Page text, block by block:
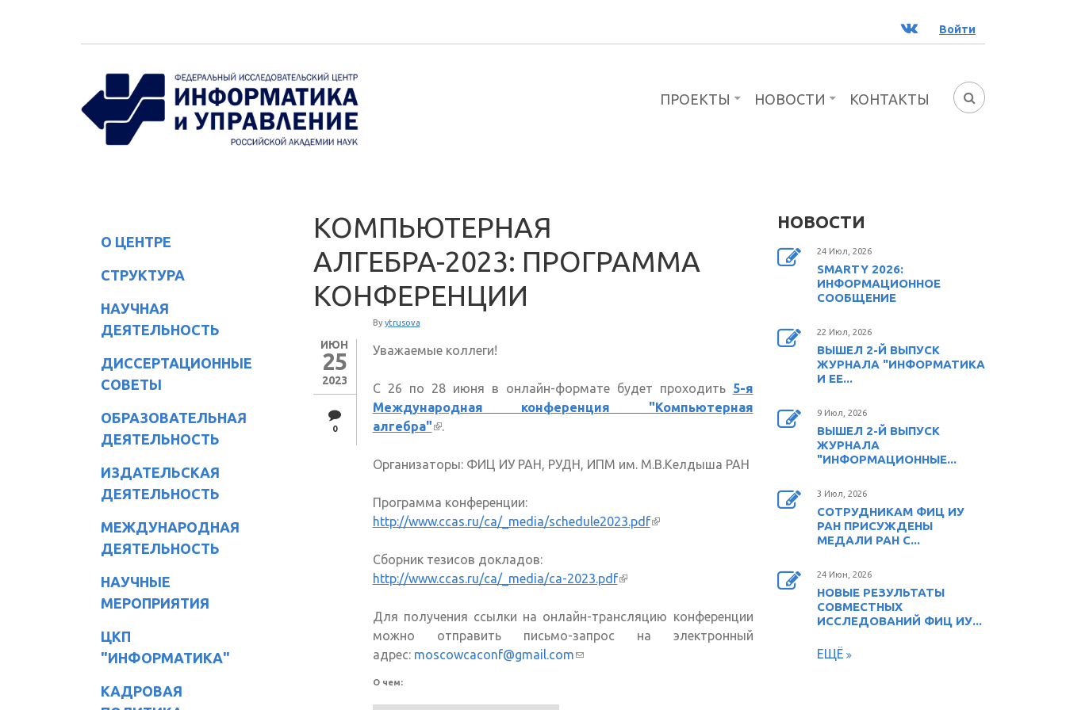
ВК Войти
ФОРМА
ПРОЕКТЫ НОВОСТИ КОНТАКТЫ
О ЦЕНТРЕ
СТРУКТУРА
НАУЧНАЯ
ДЕЯТЕЛЬНОСТЬ
ДИССЕРТАЦИОННЫЕ
СОВЕТЫ
ОБРАЗОВАТЕЛЬНАЯ
ДЕЯТЕЛЬНОСТЬ
ИЗДАТЕЛЬСКАЯ
ДЕЯТЕЛЬНОСТЬ
МЕЖДУНАРОДНАЯ
ДЕЯТЕЛЬНОСТЬ
НАУЧНЫЕ
МЕРОПРИЯТИЯ
ЦКП
"ИНФОРМАТИКА"
КАДРОВАЯ
КОМПЬЮТЕРНАЯ
АЛГЕБРА-2023: ПРОГРАММА
КОНФЕРЕНЦИИ
ИЮН
25
2023
0
By ytrusova
Уважаемые коллеги!
С 26 по 28 июня в онлайн-формате будет проходить 5-я
Международная конференция "Компьютерная
алгебра"(внешняя ссылка)
.
Организаторы: ФИЦ ИУ РАН, РУДН, ИПМ им. М.В.Келдыша РАН
Программа конференции:
http://www.ccas.ru/ca/_media/schedule2023.pdf(внешняя
Сборник тезисов докладов:
http://www.ccas.ru/ca/_media/ca-2023.pdf(внешняя ссылка)
Для получения ссылки на онлайн-трансляцию конференции
можно отправить письмо-запрос на электронный
адрес: moscowcaconf@gmail.com(ссылка для отправки email)
О чем:
НОВОСТИ
24 Июл, 2026
SMARTY 2026:
ИНФОРМАЦИОННОЕ
СООБЩЕНИЕ
22 Июл, 2026
ВЫШЕЛ 2-Й ВЫПУСК
ЖУРНАЛА "ИНФОРМАТИКА
И ЕЕ...
9 Июл, 2026
ВЫШЕЛ 2-Й ВЫПУСК
ЖУРНАЛА
"ИНФОРМАЦИОННЫЕ...
3 Июл, 2026
СОТРУДНИКАМ ФИЦ ИУ
РАН ПРИСУЖДЕНЫ
МЕДАЛИ РАН С...
24 Июн, 2026
НОВЫЕ РЕЗУЛЬТАТЫ
СОВМЕСТНЫХ
ИССЛЕДОВАНИЙ ФИЦ ИУ...
ЕЩЁ